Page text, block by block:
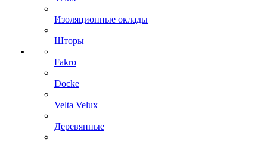
Изоляционные оклады
Шторы
Fakro
Docke
Velta Velux
Деревянные